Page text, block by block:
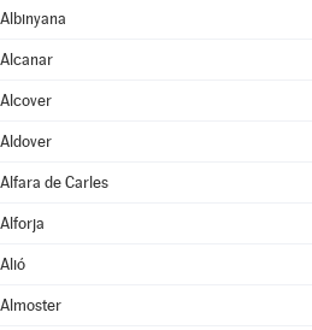
Albinyana
Alcanar
Alcover
Aldover
Alfara de Carles
Alforja
Alió
Almoster